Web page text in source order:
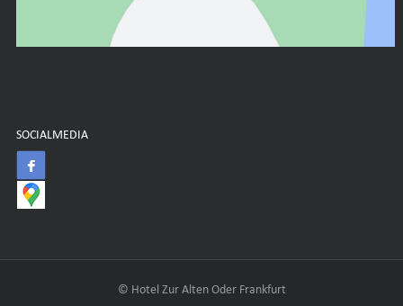
SOCIALMEDIA
© Hotel Zur Alten Oder Frankfurt